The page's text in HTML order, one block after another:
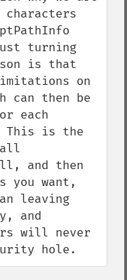
turning
is that
on
can then be
each
is the
and then
you want,
leaving
and
will never
hole.